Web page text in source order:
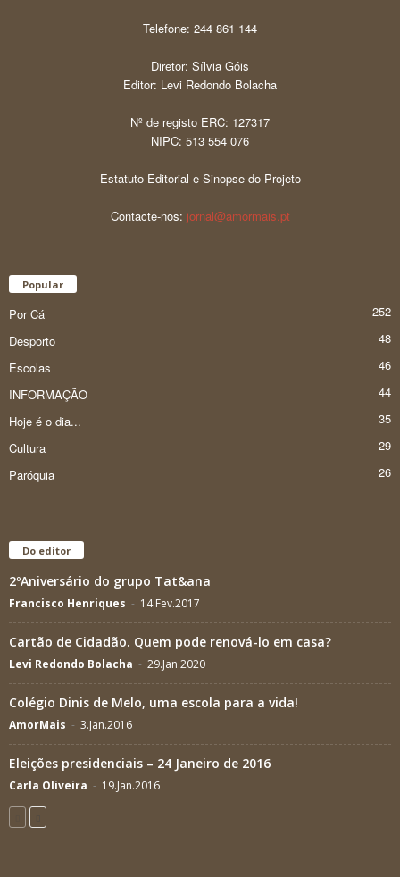
Telefone: 244 861 144
Diretor: Sílvia Góis
Editor: Levi Redondo Bolacha
Nº de registo ERC: 127317
NIPC: 513 554 076
Estatuto Editorial e Sinopse do Projeto
Contacte-nos: jornal@amormais.pt
Popular
Por Cá
252
Desporto
48
Escolas
46
INFORMAÇÃO
44
Hoje é o dia...
35
Cultura
29
Paróquia
26
Do editor
2ºAniversário do grupo Tat&ana
Francisco Henriques - 14.Fev.2017
Cartão de Cidadão. Quem pode renová-lo em casa?
Levi Redondo Bolacha - 29.Jan.2020
Colégio Dinis de Melo, uma escola para a vida!
AmorMais - 3.Jan.2016
Eleições presidenciais – 24 Janeiro de 2016
Carla Oliveira - 19.Jan.2016